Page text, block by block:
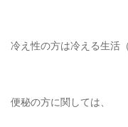
冷え性の方は冷える生活
便秘の方に関しては、